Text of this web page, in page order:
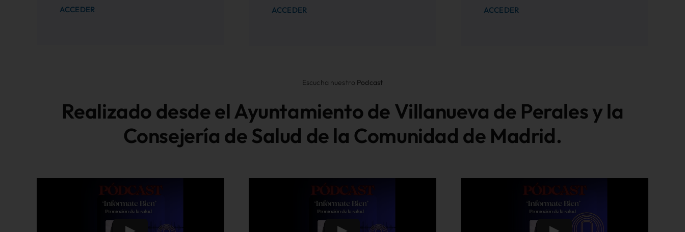
ACCEDER ACCEDER ACCEDER
Escucha nuestro Podcast
Realizado desde el Ayuntamiento de Villanueva de Perales y la
Consejería de Salud de la Comunidad de Madrid.